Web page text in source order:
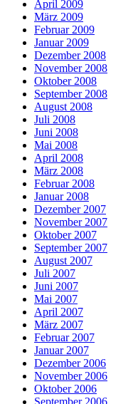
April 2009
März 2009
Februar 2009
Januar 2009
Dezember 2008
November 2008
Oktober 2008
September 2008
August 2008
Juli 2008
Juni 2008
Mai 2008
April 2008
März 2008
Februar 2008
Januar 2008
Dezember 2007
November 2007
Oktober 2007
September 2007
August 2007
Juli 2007
Juni 2007
Mai 2007
April 2007
März 2007
Februar 2007
Januar 2007
Dezember 2006
November 2006
Oktober 2006
September 2006